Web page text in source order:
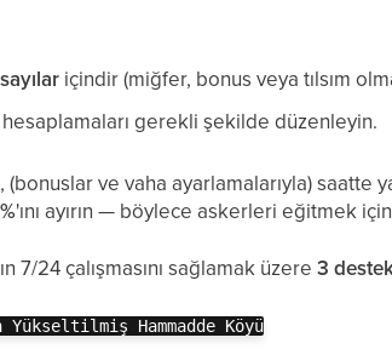
içindir (miğfer, bonus veya tılsım
hesaplamaları gerekli şekilde düzenleyin.
, (bonuslar ve vaha ayarlamalarıyla) saatte
'ını ayırın — böylece askerleri eğitmek
7/24 çalışmasını sağlamak üzere3
Yükseltilmiş Hammadde Köyü